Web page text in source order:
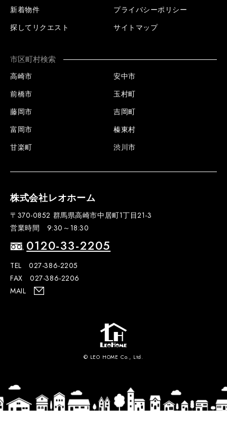
新着物件
探してリクエスト
プライバシーポリシー
サイトマップ
市区町村検索
高崎市
前橋市
藤岡市
富岡市
甘楽町
安中市
玉村町
吉岡町
榛東村
渋川市
株式会社レオホーム
〒370-0852 群馬県高崎市中居町1丁目21-3
営業時間 9:30～18:30
0120-33-2205
TEL 027-386-2205
FAX 027-386-2206
MAIL
© LEO HOME Co., Ltd.